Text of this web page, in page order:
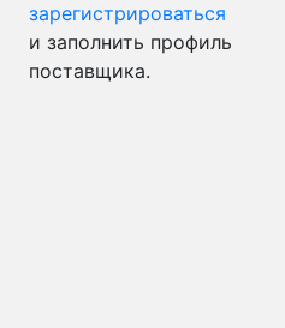
зарегистрироваться
и заполнить профиль
поставщика.